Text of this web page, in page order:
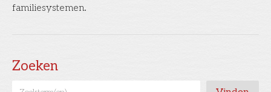
familiesystemen.
Zoeken